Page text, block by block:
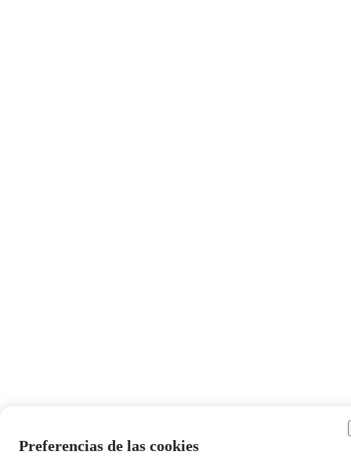
Preferencias de las cookies